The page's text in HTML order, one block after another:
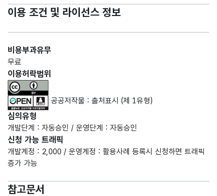
이용 조건 및 라이선스 정보
비용부과유무
무료
이용허락범위
공공저작물 : 출처표시 (제 1유형)
심의유형
개발단계 : 자동승인 / 운영단계 : 자동승인
신청 가능 트래픽
개발계정 : 2,000 / 운영계정 : 활용사례 등록시 신청하면 트래픽
증가 가능
참고문서